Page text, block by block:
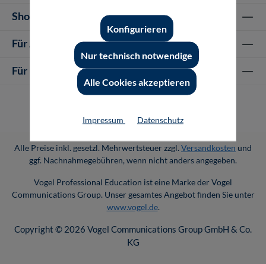
Shop-Service
Für Autor-/innen
Für Unternehmen
Alle Preise inkl. gesetzl. Mehrwertsteuer zzgl. Versandkosten und
ggf. Nachnahmegebühren, wenn nicht anders angegeben.
Vogel Professional Education ist eine Marke der Vogel
Communications Group. Unser gesamtes Angebot finden Sie unter
www.vogel.de.
Copyright © 2026 Vogel Communications Group GmbH & Co.
KG
Nur technisch notwendige
Konfigurieren
Alle Cookies akzeptieren
Impressum Datenschutz